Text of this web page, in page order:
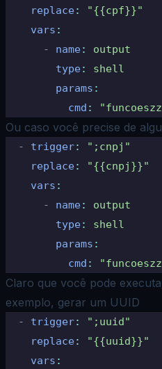
    replace
:
"{{cpf}}"
    vars
:
      -
name:
output
        type
:
shell
        params
:
          cmd
:
Ou caso você precise de
  -
trigger:
";cnpj"
    replace
:
"{{cnpj}}"
    vars
:
      -
name:
output
        type
:
shell
        params
:
          cmd
:
Claro que você pode
exemplo, gerar um UUID
  -
trigger:
";uuid"
    replace
:
"{{uuid}}"
    vars
: